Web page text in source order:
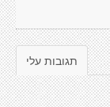
תגובות עלי